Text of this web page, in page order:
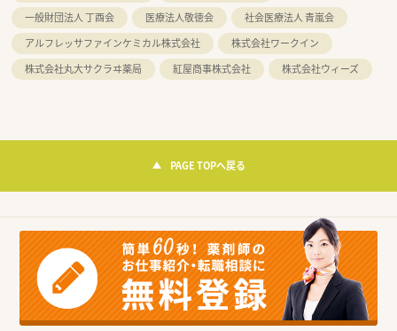
一般財団法人 丁酉会
医療法人敬徳会
社会医療法人 青嵐会
アルフレッサファインケミカル株式会社
株式会社ワークイン
株式会社丸大サクラヰ薬局
紅屋商事株式会社 株式会社ウィーズ
PAGE TOPへ戻る